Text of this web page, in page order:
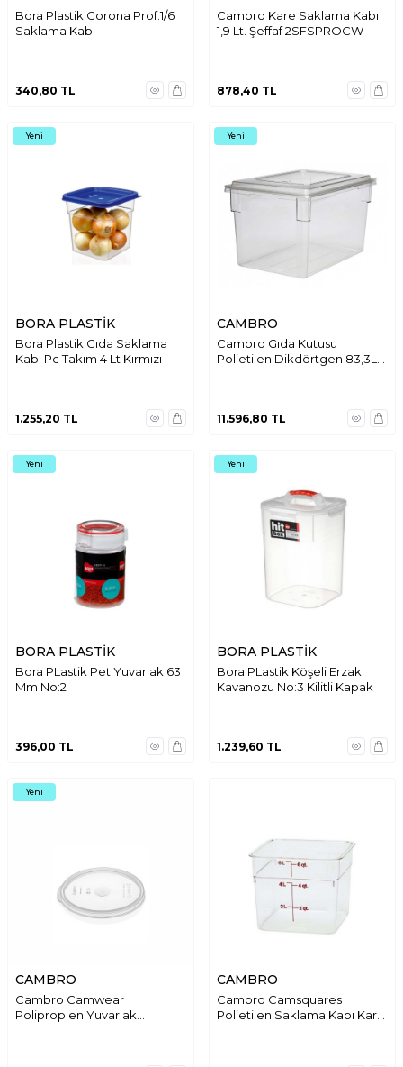
Bora Plastik Corona Prof.1/6
Saklama Kabı
340,80 TL
Cambro Kare Saklama Kabı
1,9 Lt. Şeffaf 2SFSPROCW
878,40 TL
Yeni
BORA PLASTİK
Bora Plastik Gıda Saklama
Kabı Pc Takım 4 Lt Kırmızı
1.255,20 TL
Yeni
CAMBRO
Cambro Gıda Kutusu
Polietilen Dikdörtgen 83,3L
11.596,80 TL
Yeni
BORA PLASTİK
Bora PLastik Pet Yuvarlak 63
Mm No:2
396,00 TL
Yeni
BORA PLASTİK
Bora PLastik Köşeli Erzak
Kavanozu No:3 Kilitli Kapak
1.239,60 TL
Yeni
CAMBRO
Cambro Camwear
Poliproplen Yuvarlak
CAMBRO
Cambro Camsquares
Polietilen Saklama Kabı Kare